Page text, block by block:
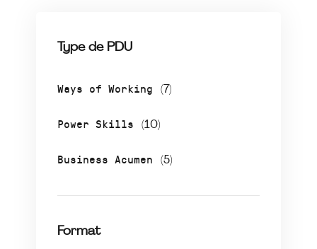
Type de PDU
Ways of Working (7)
Power Skills (10)
Business Acumen (5)
Format